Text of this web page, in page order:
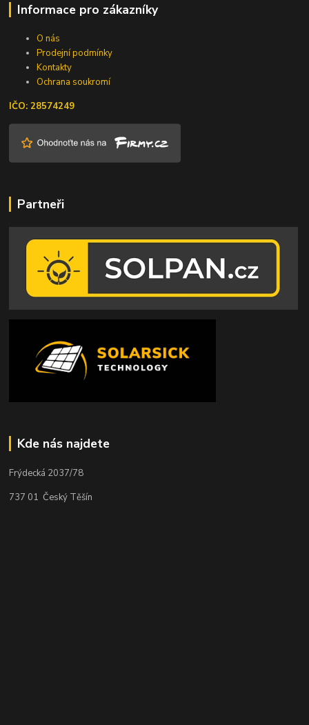
Informace pro zákazníky
O nás
Prodejní podmínky
Kontakty
Ochrana soukromí
IČO: 28574249
Partneři
Kde nás najdete
Frýdecká 2037/78
737 01 Český Těšín